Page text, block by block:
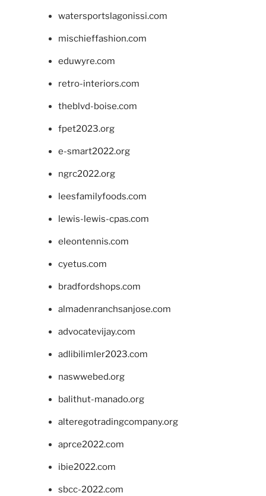
watersportslagonissi.com
mischieffashion.com
eduwyre.com
retro-interiors.com
theblvd-boise.com
fpet2023.org
e-smart2022.org
ngrc2022.org
leesfamilyfoods.com
lewis-lewis-cpas.com
eleontennis.com
cyetus.com
bradfordshops.com
almadenranchsanjose.com
advocatevijay.com
adlibilimler2023.com
naswwebed.org
balithut-manado.org
alteregotradingcompany.org
aprce2022.com
ibie2022.com
sbcc-2022.com